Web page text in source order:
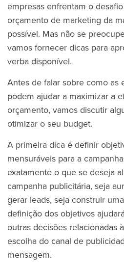
empresas enfrentam o
orçamento de marketing da
possível. Mas não se
vamos fornecer dicas para
verba disponível.
Antes de falar sobre como as
podem ajudar a maximizar a
orçamento, vamos discutir
otimizar o seu budget.
A primeira dica é definir
mensuráveis para a
exatamente o que se deseja
campanha publicitária, seja
gerar leads, seja construir
definição dos objetivos
outras decisões relacionadas
escolha do canal de
mensagem.